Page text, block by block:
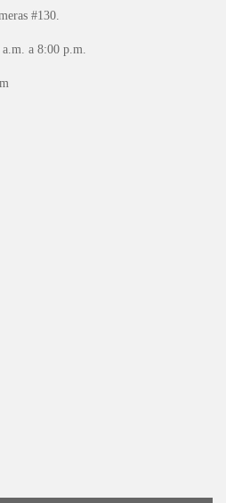
#130.
a 8:00 p.m.